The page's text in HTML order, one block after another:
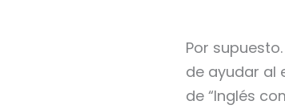
Por
de ayudar al
de “Inglés